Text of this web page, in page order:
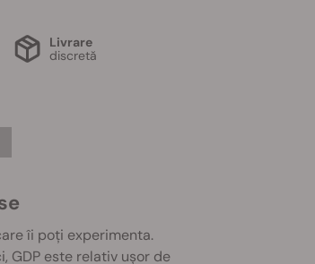
Livrare
discretă
îi poți experimenta.
GDP este relativ ușor de